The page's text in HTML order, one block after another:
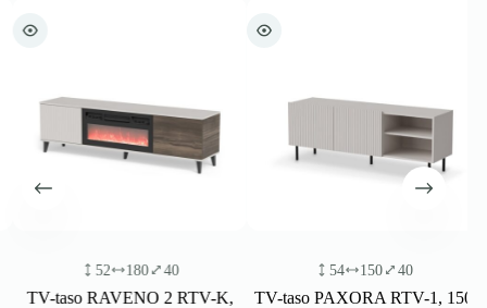
52 180 40
TV-taso RAVENO 2 RTV-K,
54 150 40
TV-taso PAXORA RTV-1, 150